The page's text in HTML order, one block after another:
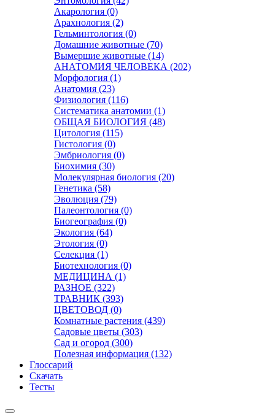
Акарология (0)
Арахнология (2)
Гельминтология (0)
Домашние животные (70)
Вымершие животные (14)
АНАТОМИЯ ЧЕЛОВЕКА (202)
Морфология (1)
Анатомия (23)
Физиология (116)
Систематика анатомии (1)
ОБЩАЯ БИОЛОГИЯ (48)
Цитология (115)
Гистология (0)
Эмбриология (0)
Биохимия (30)
Молекулярная биология (20)
Генетика (58)
Эволюция (79)
Палеонтология (0)
Биогеография (0)
Экология (64)
Этология (0)
Селекция (1)
Биотехнология (0)
МЕДИЦИНА (1)
РАЗНОЕ (322)
ТРАВНИК (393)
ЦВЕТОВОД (0)
Комнатные растения (439)
Садовые цветы (303)
Сад и огород (300)
Полезная информация (132)
Глоссарий
Скачать
Тесты